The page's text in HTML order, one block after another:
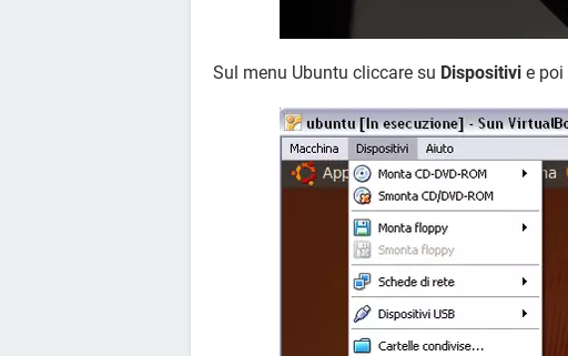
Sul menu Ubuntu cliccare su Dispositivi e poi